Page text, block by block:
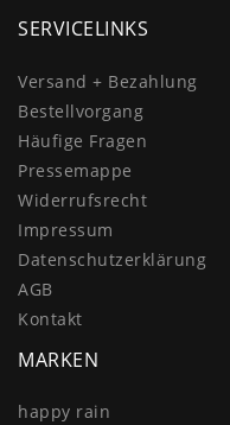
SERVICELINKS
Versand + Bezahlung
Bestellvorgang
Häufige Fragen
Pressemappe
Widerrufs­recht
Impressum
Daten­schutz­erklärung
AGB
Kontakt
MARKEN
happy rain